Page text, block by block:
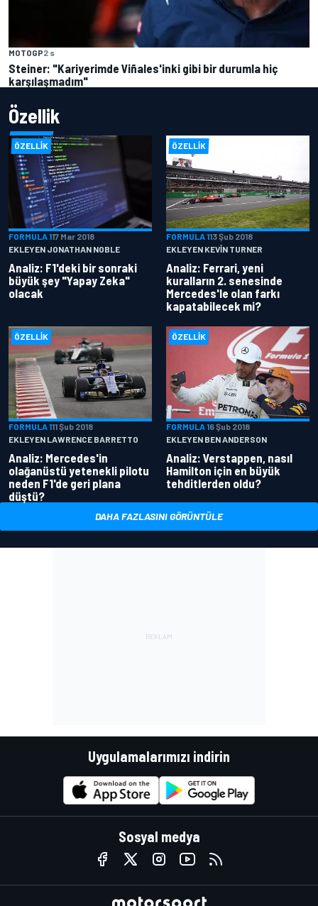
MOTOGP2 s
Steiner: "Kariyerimde Viñales'inki gibi bir durumla hiç
karşılaşmadım"
Özellik
ÖZELLIK
FORMULA 117 Mar 2018
EKLEYEN JONATHAN NOBLE
Analiz: F1'deki bir sonraki
büyük şey "Yapay Zeka"
olacak
ÖZELLIK
FORMULA 113 Şub 2018
EKLEYEN KEVIN TURNER
Analiz: Ferrari, yeni
kuralların 2. senesinde
Mercedes'le olan farkı
kapatabilecek mi?
ÖZELLIK
FORMULA 111 Şub 2018
EKLEYEN LAWRENCE BARRETTO
Analiz: Mercedes'in
olağanüstü yetenekli pilotu
neden F1'de geri plana
düştü?
ÖZELLIK
FORMULA 16 Şub 2018
EKLEYEN BEN ANDERSON
Analiz: Verstappen, nasıl
Hamilton için en büyük
tehditlerden oldu?
DAHA FAZLASINI GÖRÜNTÜLE
Uygulamalarımızı indirin
Sosyal medya